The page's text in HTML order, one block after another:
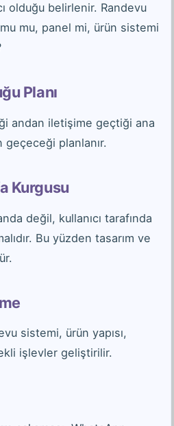
olduğu belirlenir. Randevu
mu, panel mi, ürün sistemi
Planı
andan iletişime geçtiği ana
geçeceği planlanır.
Kurgusu
değil, kullanıcı tarafında
Bu yüzden tasarım ve
sistemi, ürün yapısı,
işlevler geliştirilir.